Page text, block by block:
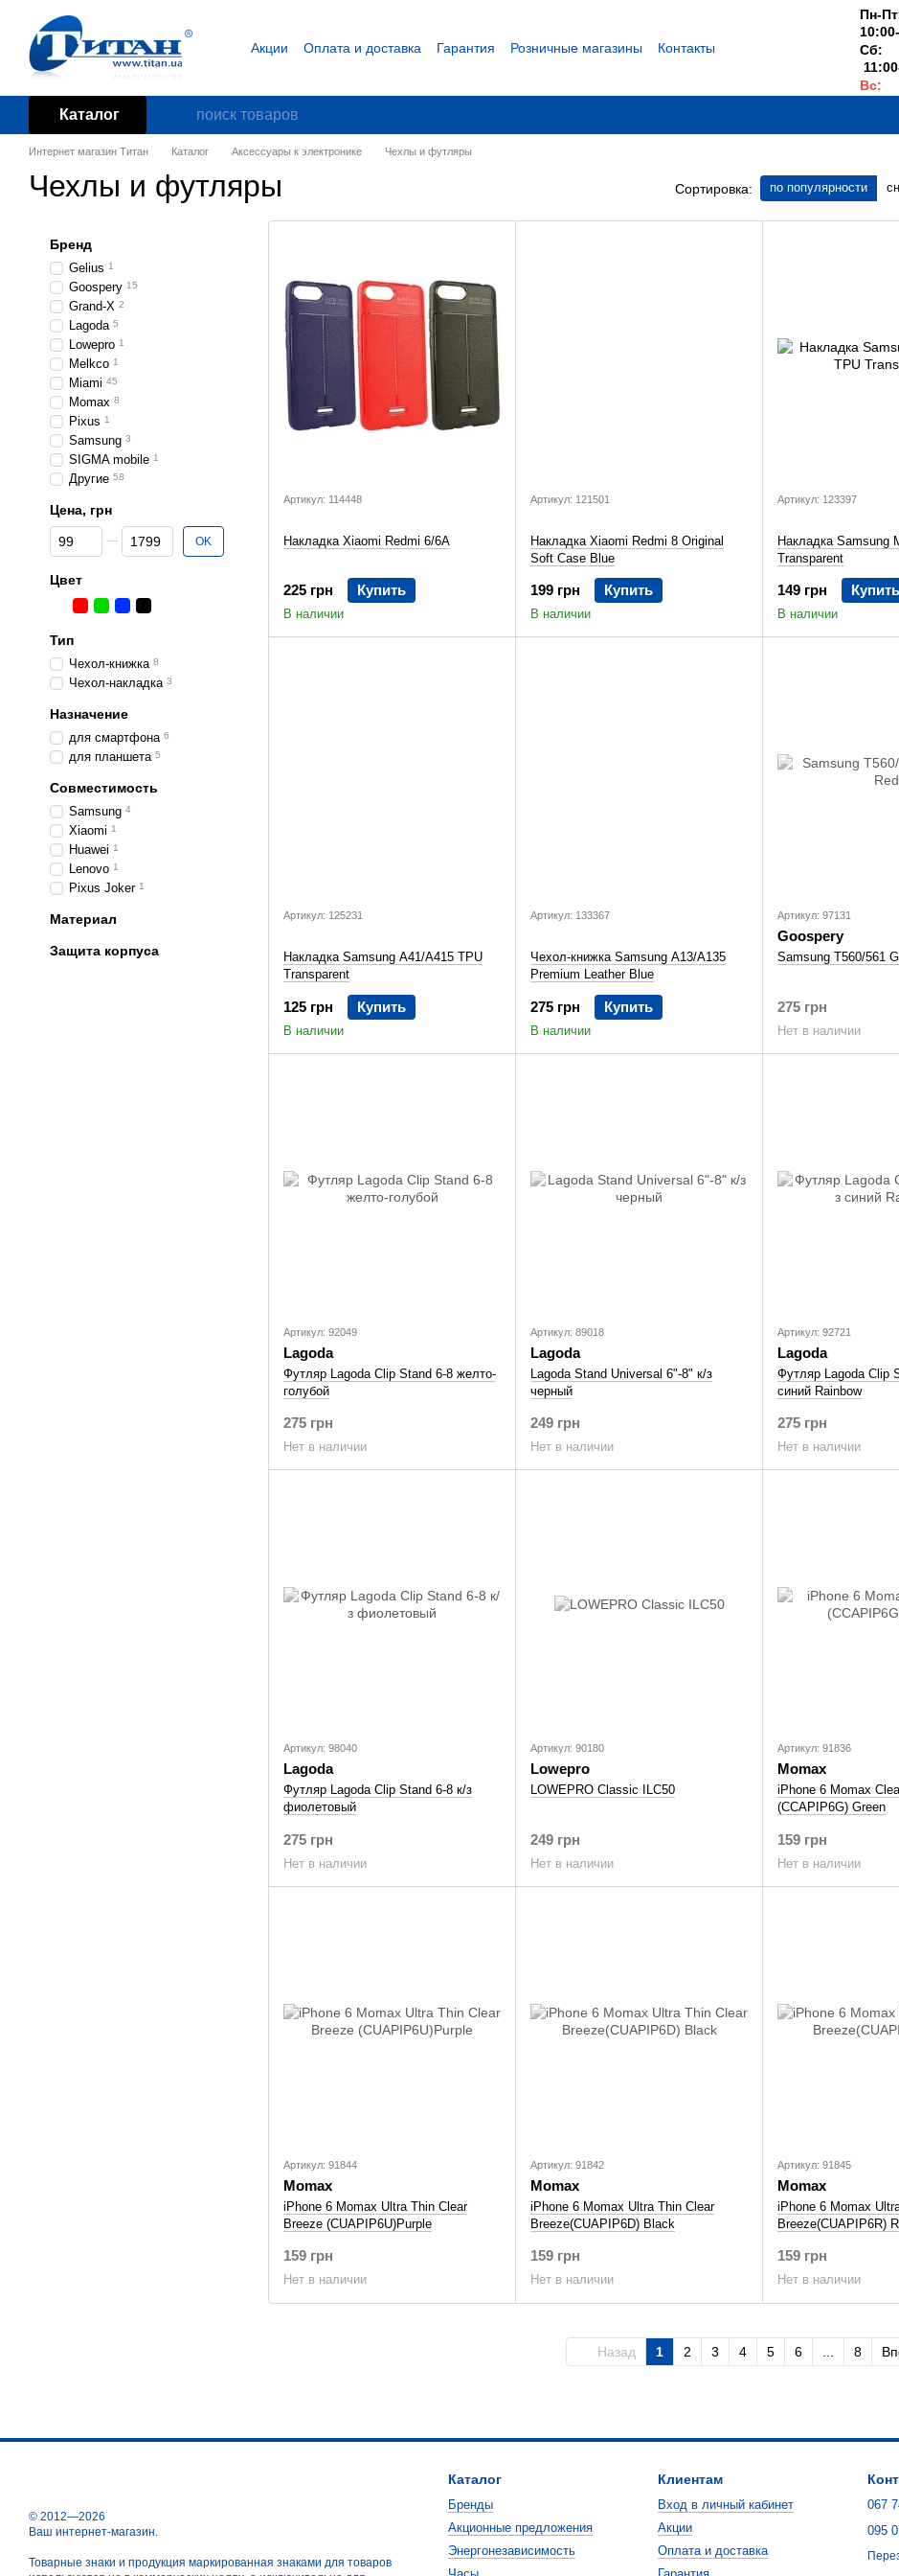
Перейти к основному контенту
Акции Оплата и доставка Гарантия Розничные магазины
Контакты
Пн-
Сб:
Вс:
Каталог
Интернет магазин Титан Каталог Аксессуары к электронике Чехлы и футляры
Чехлы и футляры Сортировка: по популярности
Артикул: 114448
Накладка Xiaomi Redmi 6/6A
225 грн Купить
В наличии
Артикул: 121501
Накладка Xiaomi Redmi 8 Original
Soft Case Blue
199 грн Купить
В наличии
Артикул: 123397
Накладка Samsung
Transparent
149 грн Купить
В наличии
Артикул: 125231
Накладка Samsung A41/A415 TPU
Transparent
125 грн Купить
В наличии
Артикул: 133367
Чехол-книжка Samsung A13/A135
Premium Leather Blue
275 грн Купить
В наличии
Артикул: 97131
Goospery
Samsung T560/561
275 грн
Нет в наличии
Артикул: 92049
Lagoda
Футляр Lagoda Clip Stand 6-8 желто-
голубой
275 грн
Нет в наличии
Артикул: 89018
Lagoda
Lagoda Stand Universal 6"-8" к/з
черный
249 грн
Нет в наличии
Артикул: 92721
Lagoda
Футляр Lagoda Clip
синий Rainbow
275 грн
Нет в наличии
Артикул: 98040
Lagoda
Футляр Lagoda Clip Stand 6-8 к/з
фиолетовый
275 грн
Нет в наличии
Артикул: 90180
Lowepro
LOWEPRO Classic ILC50
249 грн
Нет в наличии
Артикул: 91836
Momax
iPhone 6 Momax
(CCAPIP6G) Green
159 грн
Нет в наличии
Артикул: 91844
Momax
iPhone 6 Momax Ultra Thin Clear
Breeze (CUAPIP6U)Purple
159 грн
Нет в наличии
Артикул: 91842
Momax
iPhone 6 Momax Ultra Thin Clear
Breeze(CUAPIP6D) Black
159 грн
Нет в наличии
Артикул: 91845
Momax
iPhone 6 Momax
Breeze(CUAPIP6R)
159 грн
Нет в наличии
Назад 1 2 3 4 5 6 8
Бренд
Gelius 1
Goospery 15
Grand-X 2
Lagoda 5
Lowepro 1
Melkco 1
Miami 45
Momax 8
Pixus 1
Samsung 3
SIGMA mobile 1
Другие 58
Цена, грн
От Цена, грн
До Цена, грн OK
Цвет
Тип
Чехол-книжка 8
Чехол-накладка 3
Назначение
для смартфона 6
для планшета 5
Совместимость
Samsung 4
Xiaomi 1
Huawei 1
Lenovo 1
Pixus Joker 1
Материал
Защита корпуса
© 2012—2026
Ваш интернет-магазин.
Товарные знаки и продукция маркированная знаками для товаров
Каталог
Бренды
Акционные предложения
Энергонезависимость
Клиентам
Вход в личный кабинет
Акции
Оплата и доставка
067
095